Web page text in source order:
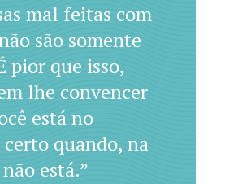
mal feitas com
são somente
pior que isso,
lhe convencer
está no
quando, na
está.”